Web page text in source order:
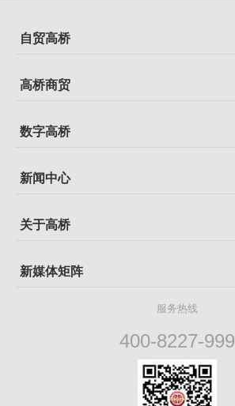
自贸高桥
高桥商贸
数字高桥
新闻中心
关于高桥
新媒体矩阵
服务热线
400-8227-999